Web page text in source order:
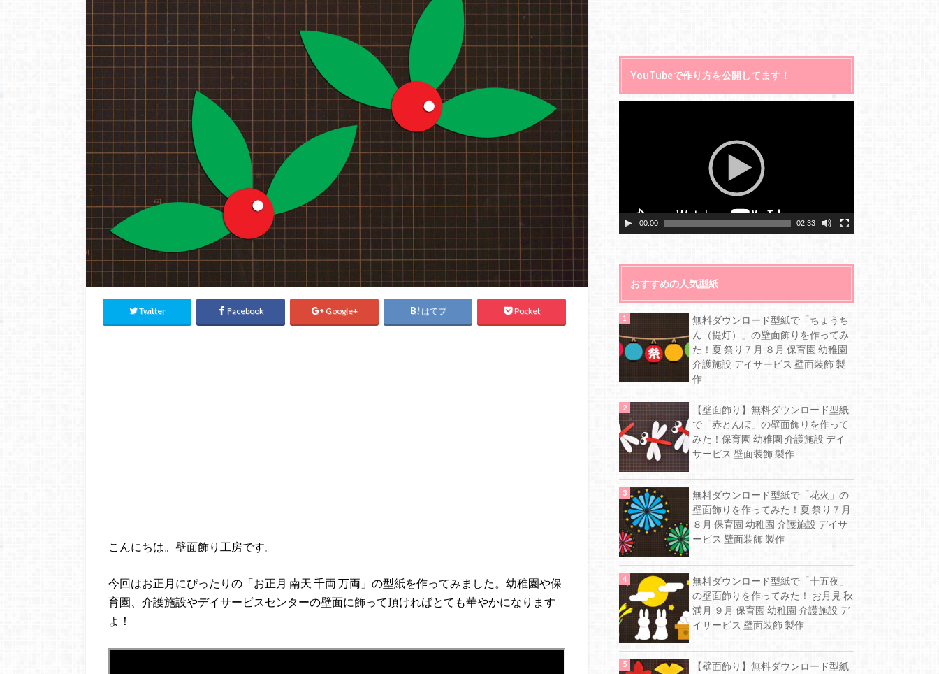
Twitter Facebook Google+ はてブ Pocket
こんにちは。壁面飾り工房です。
今回はお正月にぴったりの「お正月 南天 千両 万両」の型紙を作ってみました。幼稚園や保
育園、介護施設やデイサービスセンターの壁面に飾って頂ければとても華やかになります
よ！
YouTubeで作り方を公開してます！
00:00 02:33
おすすめの人気型紙
無料ダウンロード型紙で「ちょうち
ん（提灯）」の壁面飾りを作ってみ
た！夏 祭り７月 ８月 保育園 幼稚園
介護施設 デイサービス 壁面装飾 製
作
【壁面飾り】無料ダウンロード型紙
で「赤とんぼ」の壁面飾りを作って
みた！保育園 幼稚園 介護施設 デイ
サービス 壁面装飾 製作
無料ダウンロード型紙で「花火」の
壁面飾りを作ってみた！夏 祭り７月
８月 保育園 幼稚園 介護施設 デイサ
ービス 壁面装飾 製作
無料ダウンロード型紙で「十五夜」
の壁面飾りを作ってみた！ お月見 秋
満月 ９月 保育園 幼稚園 介護施設 デ
イサービス 壁面装飾 製作
【壁面飾り】無料ダウンロード型紙